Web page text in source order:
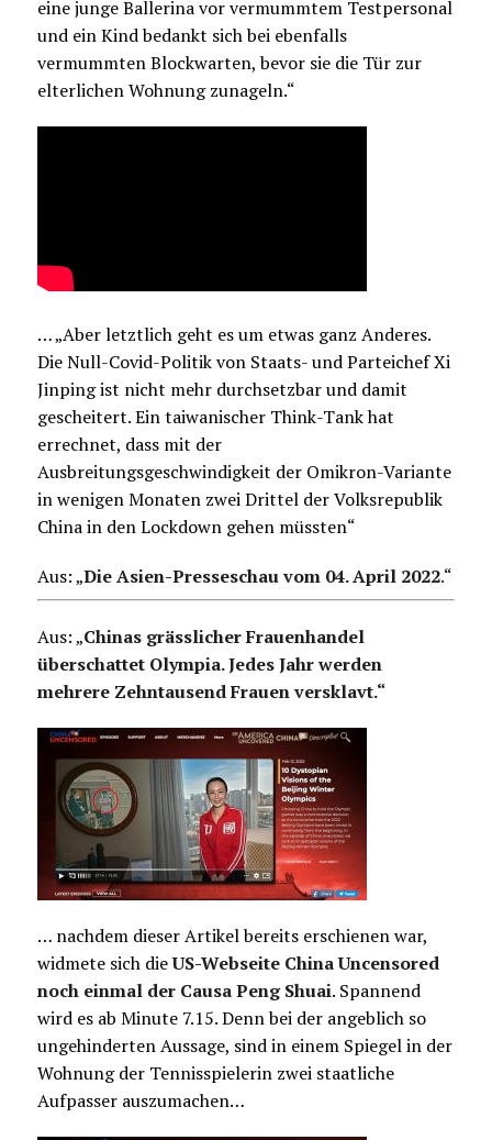
eine junge Ballerina vor vermummtem Testpersonal
und ein Kind bedankt sich bei ebenfalls
vermummten Blockwarten, bevor sie die Tür zur
elterlichen Wohnung zunageln.“
… „Aber letztlich geht es um etwas ganz Anderes.
Die Null-Covid-Politik von Staats- und Parteichef Xi
Jinping ist nicht mehr durchsetzbar und damit
gescheitert. Ein taiwanischer Think-Tank hat
errechnet, dass mit der
Ausbreitungsgeschwindigkeit der Omikron-Variante
in wenigen Monaten zwei Drittel der Volksrepublik
China in den Lockdown gehen müssten“
Aus: „Die Asien-Presseschau vom 04. April 2022.“
Aus: „Chinas grässlicher Frauenhandel
überschattet Olympia. Jedes Jahr werden
mehrere Zehntausend Frauen versklavt.“
… nachdem dieser Artikel bereits erschienen war,
widmete sich dieUS-Webseite China Uncensored
noch einmal der Causa Peng Shuai. Spannend
wird es ab Minute 7.15. Denn bei der angeblich so
ungehinderten Aussage, sind in einem Spiegel in der
Wohnung der Tennisspielerin zwei staatliche
Aufpasser auszumachen…